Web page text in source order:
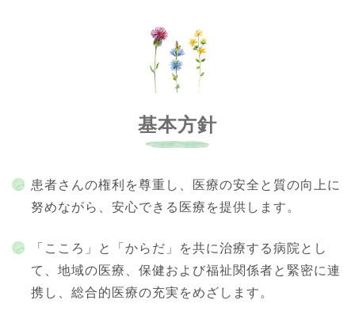
基本方針
患者さんの権利を尊重し、医療の安全と質の向上に
努めながら、安心できる医療を提供します。
「こころ」と「からだ」を共に治療する病院とし
て、地域の医療、保健および福祉関係者と緊密に連
携し、総合的医療の充実をめざします。